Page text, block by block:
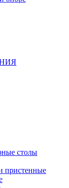
столы
пристенные